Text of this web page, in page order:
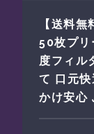
【送料
50枚プリ
度フィル
て 口元
かけ安心